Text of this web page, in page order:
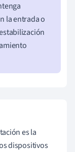
la entrada o
es la
dispositivos